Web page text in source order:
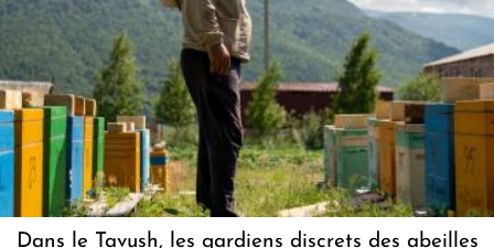
Dans le Tavush, les gardiens discrets des abeilles